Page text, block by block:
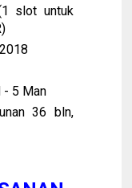
slot untuk
- 5 Man
36 bln,